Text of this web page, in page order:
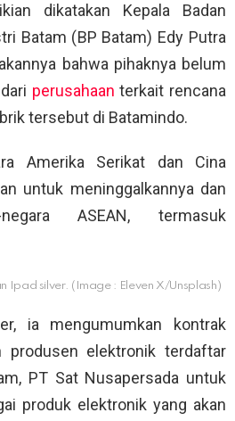
dikatakan Kepala Badan
Batam (BP Batam) Edy Putra
bahwa pihaknya belum
perusahaan terkait rencana
tersebut di Batamindo.
Amerika Serikat dan Cina
untuk meninggalkannya dan
ASEAN, termasuk
Ipad silver. (Image : Eleven X/Unsplash)
ia mengumumkan kontrak
produsen elektronik terdaftar
PT Sat Nusapersada untuk
produk elektronik yang akan